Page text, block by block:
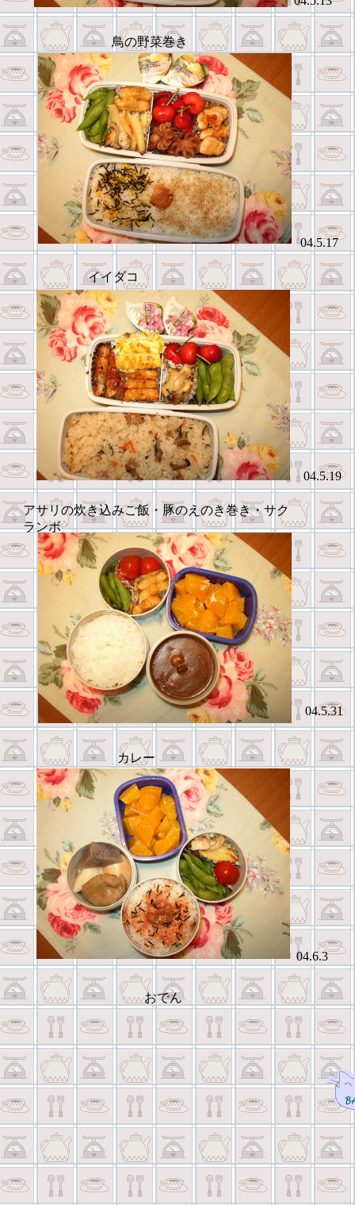
04.5.17
04.5.19
04.5.31
04.6.3
おでん
カレー
アサリの炊き込みご飯・豚のえのき巻き・サク
ランボ
イイダコ
鳥の野菜巻き